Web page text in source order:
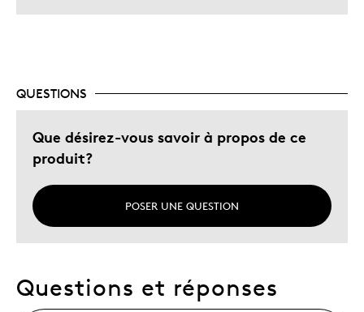
QUESTIONS
Que désirez-vous savoir à propos de ce
produit?
POSER UNE QUESTION
Questions et réponses